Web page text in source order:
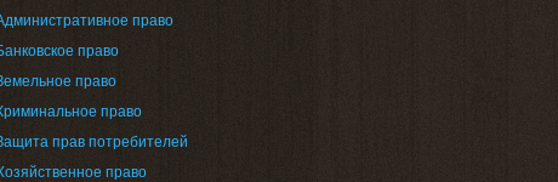
право
право
право
право
прав потребителей
право